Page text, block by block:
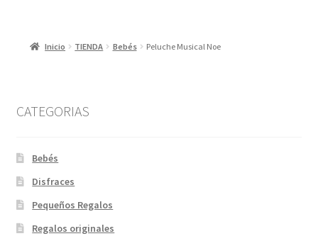
Inicio TIENDA Bebés Peluche Musical Noe
CATEGORIAS
Bebés
Disfraces
Pequeños Regalos
Regalos originales